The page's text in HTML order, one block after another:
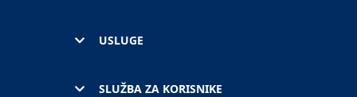
USLUGE
SLUŽBA ZA KORISNIKE